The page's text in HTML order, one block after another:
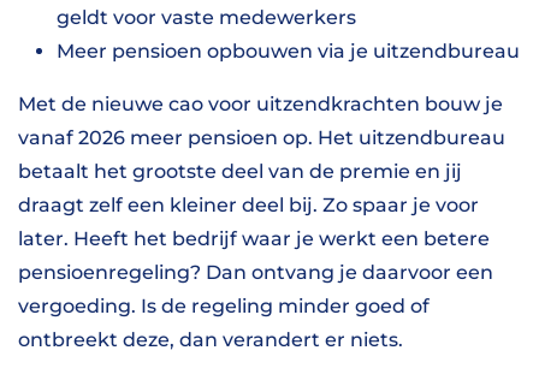
geldt voor vaste medewerkers
Meer pensioen opbouwen via je uitzendbureau
Met de nieuwe cao voor uitzendkrachten bouw je
vanaf 2026 meer pensioen op. Het uitzendbureau
betaalt het grootste deel van de premie en jij
draagt zelf een kleiner deel bij. Zo spaar je voor
later. Heeft het bedrijf waar je werkt een betere
pensioenregeling? Dan ontvang je daarvoor een
vergoeding. Is de regeling minder goed of
ontbreekt deze, dan verandert er niets.